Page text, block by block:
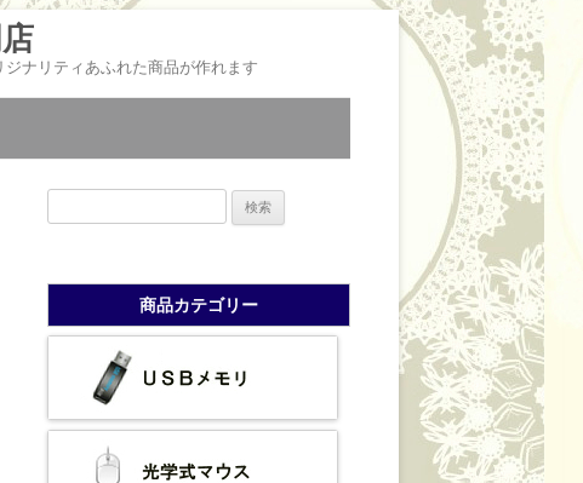
ナリティあふれた商品が作れます
商品カテゴリー